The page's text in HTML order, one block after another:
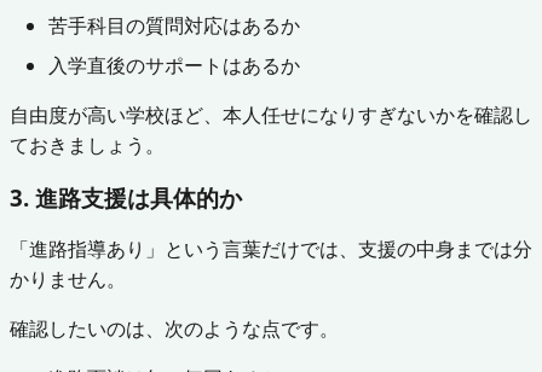
苦手科目の質問対応はあるか
入学直後のサポートはあるか
自由度が高い学校ほど、本人任せになりすぎないかを確認し
ておきましょう。
3. 進路支援は具体的か
「進路指導あり」という言葉だけでは、支援の中身までは分
かりません。
確認したいのは、次のような点です。